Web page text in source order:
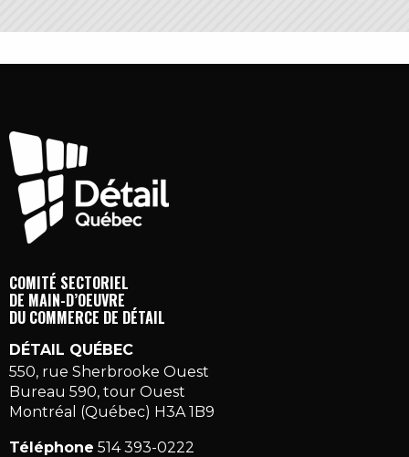
COMITÉ SECTORIEL
DE MAIN-D’OEUVRE
DU COMMERCE DE DÉTAIL
DÉTAIL QUÉBEC
550, rue Sherbrooke Ouest
Bureau 590, tour Ouest
Montréal (Québec) H3A 1B9
Téléphone 514 393-0222